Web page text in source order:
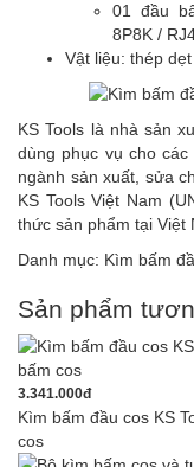
01 đầu
8P8K /
Vật liệu: thép dẹt
KS Tools là nhà sản
dùng phục vụ cho
ngành sản xuất, sửa
KS Tools Việt Nam
thức sản phẩm tại Việt
Danh mục: Kìm bấm
Sản phẩm
3.341.000đ
Kìm bấm đầu cos KS
cos